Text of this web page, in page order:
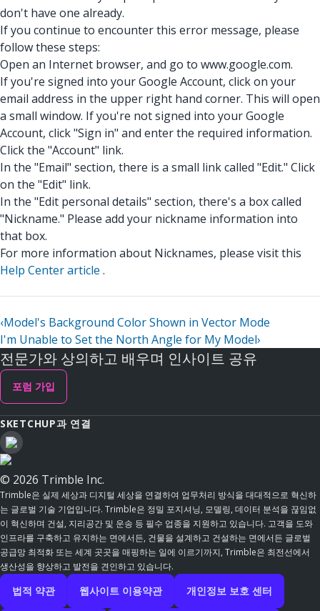
don't have one already.
If you continue to encounter this error message, please
follow these steps:
Open an Internet browser, and go to www.google.com.
If you're signed into your Google Account, click on your
email address in the upper right hand corner. This will open
a small window. If you're not signed into your Google
Account, click "Sign in" and enter the required information.
Click the "Account" link.
In the "Email" section, there is a small link called "Edit." Click
on the "Edit" link.
In the "Edit personal details" section, there's a box called
"Nickname." Please add your nickname information into
that box.
For more information about Nicknames, please visit this
Help Center article .
‹Model's Background Color Shown in Vector Mode
I'm Unable to Set the North Angle for My Model›
전문가와 상의하고 배우며 인사이트 공유
포럼 가입
SKETCHUP과 연결
© 2026 Trimble Inc.
Trimble은 실제 세상과 디지털 세상을 연결하여 업무처리 방식을 대대적으로 혁신하
는 글로벌 기술 기업입니다. Trimble은 정밀 포지셔닝, 모델링, 데이터 분석을 끊임없
이 혁신하며 건설, 지리공간 및 운송 등 필수 업종을 지원하고 있습니다. 고객을 도와
인프라를 구축하고 유지하는 면에서든, 건물을 설계하고 건설하는 면에서든 글로벌
공급망 최적화 또는 세계 곳곳을 매핑하는 일에 이르기까지, Trimble은 최전선에서
생산성을 향상하고 발전을 견인하고 있습니다.
법적 약관 웹사이트 이용약관 개인정보 보호 센터